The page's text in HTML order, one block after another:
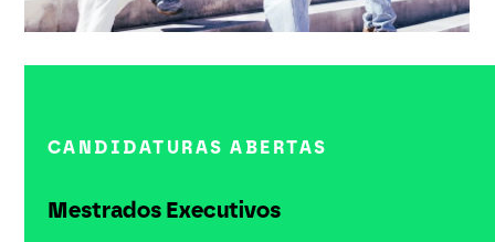
CANDIDATURAS ABERTAS
Mestrados Executivos